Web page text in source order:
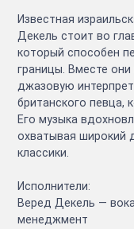
Известная
Декель стоит во
который способен
границы. Вместе
джазовую
британского певца,
Его музыка
охватывая широкий
классики.
Исполнители:
Веред Декель —
менеджмент